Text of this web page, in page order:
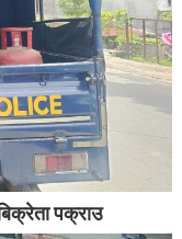
पक्राउ